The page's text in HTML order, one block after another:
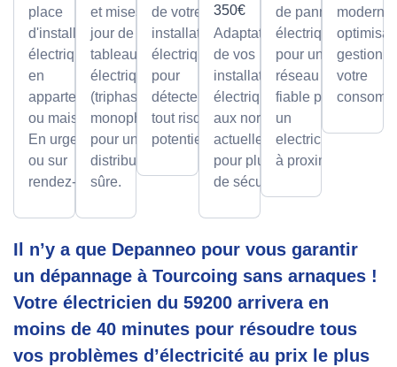
place
d'installations
électriques
en
appartement
ou maison.
En urgence
ou sur
rendez-vous
et mises à
jour de
tableaux
électriques
(triphasé ou
monophasé)
pour une
distribution
sûre.
de votre
installation
électrique
pour
détecter
tout risque
potentiel.
350€
Adaptation
de vos
installations
électriques
aux normes
actuelles
pour plus
de sécurité.
de pannes
électriques
pour un
réseau
fiable par
un
electricien
à proximité
gestion
votre
Il n’y a que Depanneo pour vous garantir
un dépannage à Tourcoing sans arnaques !
Votre électricien du 59200 arrivera en
moins de 40 minutes pour résoudre tous
vos problèmes d’électricité au prix le plus